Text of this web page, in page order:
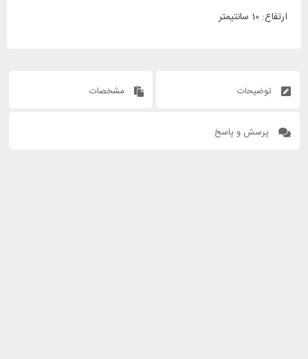
ارتفاع: 10 سانتیمتر
توضیحات مشخصات
پرسش و پاسخ